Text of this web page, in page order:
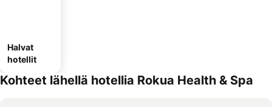
Halvat
hotellit
Kohteet lähellä hotellia Rokua Health & Spa